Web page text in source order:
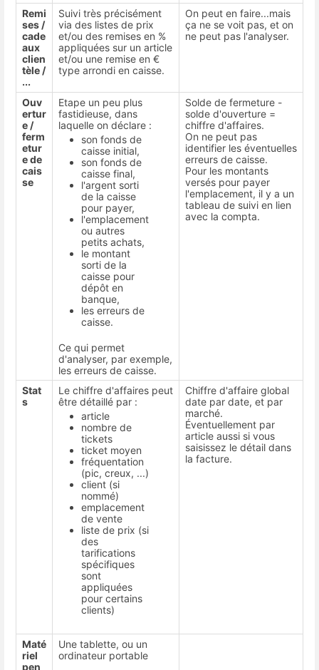
Remi
ses /
cade
aux
clien
tèle /
...
Suivi très précisément
via des listes de prix
et/ou des remises en %
appliquées sur un article
et/ou une remise en €
type arrondi en caisse.
On peut en faire...mais
ça ne se voit pas, et on
ne peut pas l'analyser.
Ouv
ertur
e /
ferm
etur
e de
cais
se
Etape un peu plus
fastidieuse, dans
laquelle on déclare :
son fonds de
caisse initial,
son fonds de
caisse final,
l'argent sorti
de la caisse
pour payer,
l'emplacement
ou autres
petits achats,
le montant
sorti de la
caisse pour
dépôt en
banque,
les erreurs de
caisse.
Ce qui permet
d'analyser, par exemple,
les erreurs de caisse.
Solde de fermeture -
solde d'ouverture =
chiffre d'affaires.
On ne peut pas
identifier les éventuelles
erreurs de caisse.
Pour les montants
versés pour payer
l'emplacement, il y a un
tableau de suivi en lien
avec la compta.
Stat
s
Le chiffre d'affaires peut
être détaillé par :
article
nombre de
tickets
ticket moyen
fréquentation
(pic, creux, ...)
client (si
nommé)
emplacement
de vente
liste de prix (si
des
tarifications
spécifiques
sont
appliquées
pour certains
clients)
Chiffre d'affaire global
date par date, et par
marché.
Éventuellement par
article aussi si vous
saisissez le détail dans
la facture.
Maté
riel
pen
Une tablette, ou un
ordinateur portable